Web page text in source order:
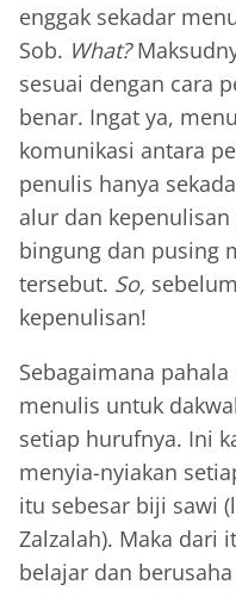
enggak sekadar
Sob. What?
sesuai dengan cara
benar. Ingat ya,
komunikasi antara
penulis hanya
alur dan
bingung dan pusing
tersebut. So,
kepenulisan!
Sebagaimana
menulis untuk
setiap hurufnya. Ini
menyia-nyiakan
itu sebesar biji sawi
Zalzalah). Maka dari
belajar dan